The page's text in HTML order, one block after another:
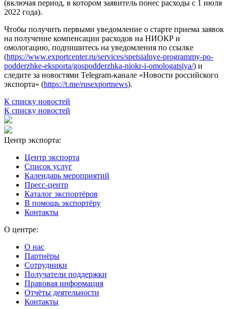
(включая период, в котором заявитель понес расходы с 1 июля
2022 года).
Чтобы получить первыми уведомление о старте приема заявок
на получение компенсации расходов на НИОКР и
омологацию, подпишитесь на уведомления по ссылке
(https://www.exportcenter.ru/services/spetsialnye-programmy-po-
podderzhke-eksporta/gospodderzhka-niokr-i-omologatsiya/) и
следите за новостями Telegram-канале «Новости российского
экспорта» (https://t.me/rusexportnews).
К списку новостей
К списку новостей
Центр экспорта:
Центр экспорта
Список услуг
Календарь мероприятий
Пресс-центр
Каталог экспортёров
В помощь экспортёру
Контакты
О центре:
О нас
Партнёры
Сотрудники
Получатели поддержки
Правовая информация
Отчёты деятельности
Контакты